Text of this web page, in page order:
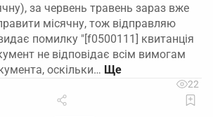
за червень травень зараз вже
місячну, тож відправляю
помилку "[f0500111] квитанція
не відповідає всім вимогам
оскільки…
22